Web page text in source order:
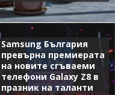
Samsung България
превърна премиерата
на новите сгъваеми
телефони Galaxy Z8 в
празник на таланти